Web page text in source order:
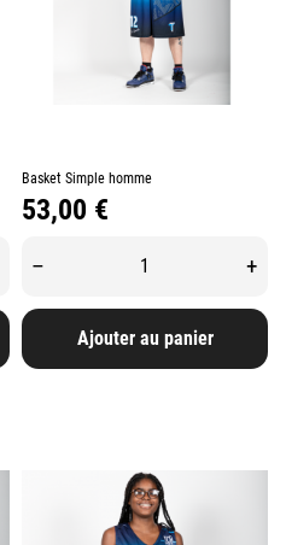
Basket Simple homme
Prix
53,00 €
– +
Ajouter au panier